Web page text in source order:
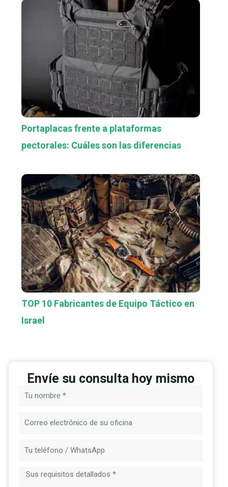
Portaplacas frente a plataformas
pectorales: Cuáles son las diferencias
TOP 10 Fabricantes de Equipo Táctico en
Israel
Envíe su consulta hoy mismo
Nombre
Correo
Mensaje